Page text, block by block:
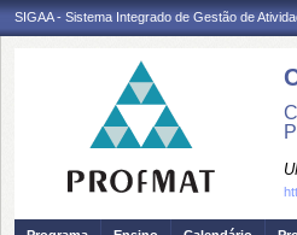
SIGAA - Sistema Integrado de Gestão de